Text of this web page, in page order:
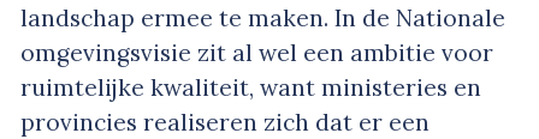
landschap ermee te maken. In de Nationale
omgevingsvisie zit al wel een ambitie voor
ruimtelijke kwaliteit, want ministeries en
provincies realiseren zich dat er een